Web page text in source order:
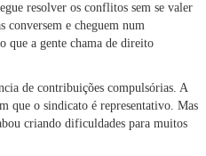
resolver os conflitos sem se valer
conversem e cheguem num
que a gente chama de direito
de contribuições compulsórias. A
que o sindicato é representativo. Mas
criando dificuldades para muitos